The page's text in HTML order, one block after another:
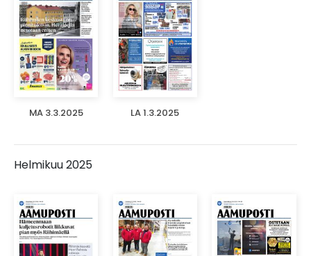
MA 3.3.2025 LA 1.3.2025
Helmikuu 2025